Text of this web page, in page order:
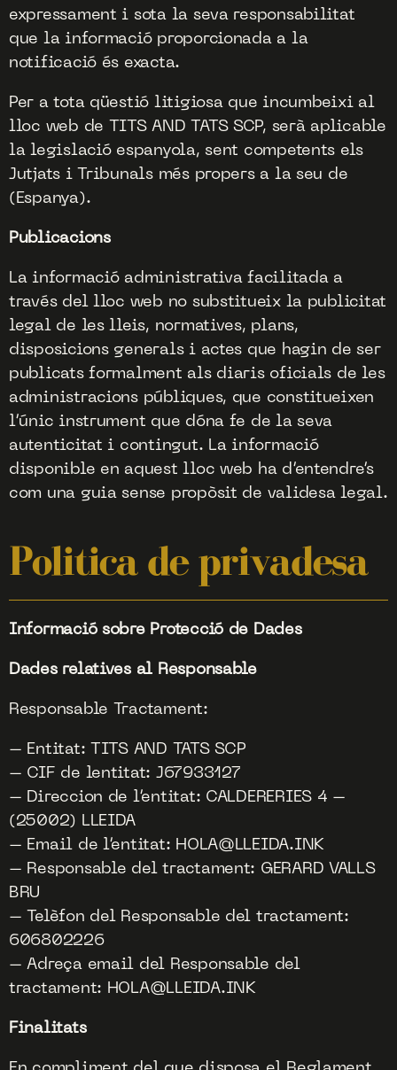
expressament i sota la seva responsabilitat
que la informació proporcionada a la
notificació és exacta.
Per a tota qüestió litigiosa que incumbeixi al
lloc web de TITS AND TATS SCP, serà aplicable
la legislació espanyola, sent competents els
Jutjats i Tribunals més propers a la seu de
(Espanya).
Publicacions
La informació administrativa facilitada a
través del lloc web no substitueix la publicitat
legal de les lleis, normatives, plans,
disposicions generals i actes que hagin de ser
publicats formalment als diaris oficials de les
administracions públiques, que constitueixen
l’únic instrument que dóna fe de la seva
autenticitat i contingut. La informació
disponible en aquest lloc web ha d’entendre’s
com una guia sense propòsit de validesa legal.
Politica de privadesa
Informació sobre Protecció de Dades
Dades relatives al Responsable
Responsable Tractament:
– Entitat: TITS AND TATS SCP
– CIF de lentitat: J67933127
– Direccion de l’entitat: CALDERERIES 4 –
(25002) LLEIDA
– Email de l’entitat: HOLA@LLEIDA.INK
– Responsable del tractament: GERARD VALLS
BRU
– Telèfon del Responsable del tractament:
606802226
– Adreça email del Responsable del
tractament: HOLA@LLEIDA.INK
Finalitats